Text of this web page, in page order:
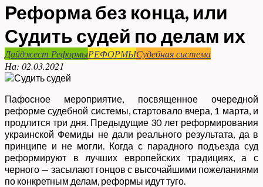
Реформа без конца, или
Судить судей по делам их
Дайджест РеформыРЕФОРМЫСудебная система
На: 02.03.2021
Пафосное мероприятие, посвященное очередной
реформе судебной системы, стартовало вчера, 1 марта, и
продлится три дня. Предыдущие 30 лет реформирования
украинской Фемиды не дали реального результата, да в
принципе и не могли. Когда с парадного подъезда суд
реформируют в лучших европейских традициях, а с
черного — засылают гонцов с высочайшими пожеланиями
по конкретным делам, реформы идут туго.